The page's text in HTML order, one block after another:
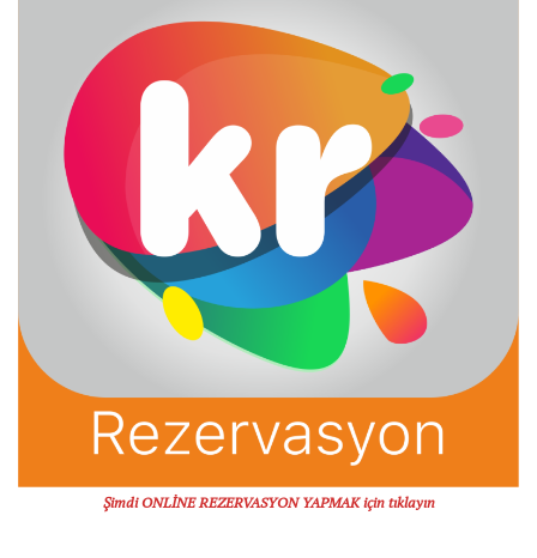
Şimdi ONLİNE REZERVASYON YAPMAK için tıklayın